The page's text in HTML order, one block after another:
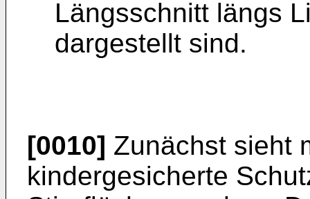
Längsschnitt längs
dargestellt sind.
[0010] Zunächst sieht
kindergesicherte